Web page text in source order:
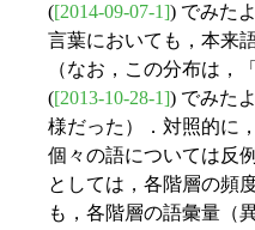
([2014-09-07-1]) でみた
言葉においても，本来
（なお，この分布は，
([2013-10-28-1]) でみた
様だった）．対照的に
個々の語については反
としては，各階層の頻
も，各階層の語彙量（